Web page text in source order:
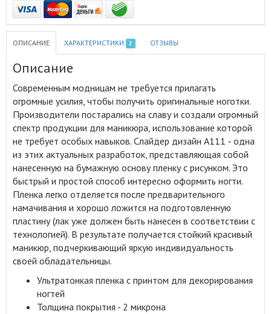
ОПИСАНИЕ ХАРАКТЕРИСТИКИ 2 ОТЗЫВЫ
Описание
Современным модницам не требуется прилагать
огромные усилия, чтобы получить оригинальные ноготки.
Производители постарались на славу и создали огромный
спектр продукции для маникюра, использование которой
не требует особых навыков. Слайдер дизайн A111 ‑ одна
из этих актуальных разработок, представляющая собой
нанесенную на бумажную основу пленку с рисунком. Это
быстрый и простой способ интересно оформить ногти.
Пленка легко отделяется после предварительного
намачивания и хорошо ложится на подготовленную
пластину (лак уже должен быть нанесен в соответствии с
технологией). В результате получается стойкий красивый
маникюр, подчеркивающий яркую индивидуальность
своей обладательницы.
Ультратонкая пленка с принтом для декорирования
ногтей
Толщина покрытия - 2 микрона